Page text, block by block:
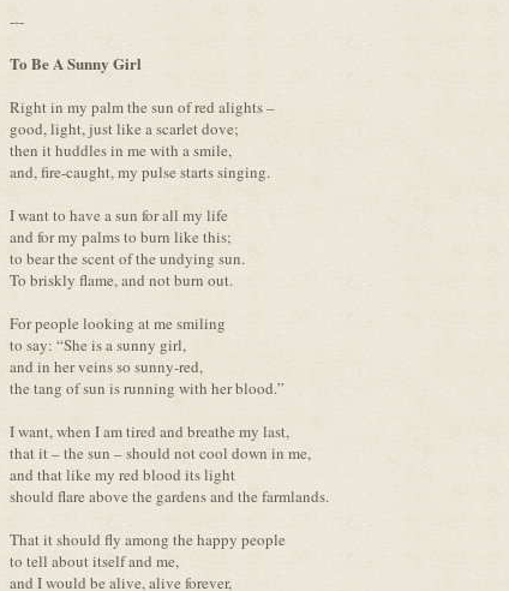
---
To Be A Sunny Girl
Right in my palm the sun of red alights –
good, light, just like a scarlet dove;
then it huddles in me with a smile,
and, fire-caught, my pulse starts singing.
I want to have a sun for all my life
and for my palms to burn like this;
to bear the scent of the undying sun.
To briskly flame, and not burn out.
For people looking at me smiling
to say: “She is a sunny girl,
and in her veins so sunny-red,
the tang of sun is running with her blood.”
I want, when I am tired and breathe my last,
that it – the sun – should not cool down in me,
and that like my red blood its light
should flare above the gardens and the farmlands.
That it should fly among the happy people
to tell about itself and me,
and I would be alive, alive forever,